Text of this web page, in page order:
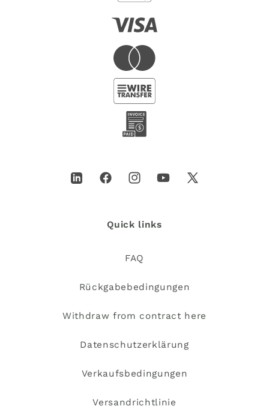
LinkedInFacebookInstagramYouTube
X
Quick links
FAQ
Rückgabebedingungen
Withdraw from contract here
Datenschutzerklärung
Verkaufsbedingungen
Versandrichtlinie